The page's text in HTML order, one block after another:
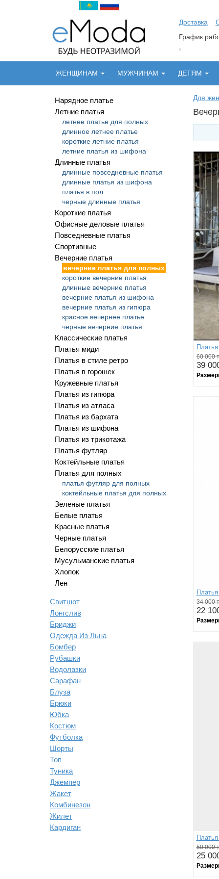
Доставка
График
,
ЖЕНЩИНАМ МУЖЧИНАМ ДЕТЯМ
Нарядное платье
Летние платья
летнее платье для полных
длинное летнее платье
короткие летние платья
летние платья из шифона
Длинные платья
длинные повседневные платья
длинные платья из шифона
платья в пол
черные длинные платья
Короткие платья
Офисные деловые платья
Повседневные платья
Спортивные
Вечерние платья
вечерние платья для полных
короткие вечерние платья
длинные вечерние платья
вечерние платья из шифона
вечерние платья из гипюра
красное вечернее платье
черные вечерние платья
Классические платья
Платья миди
Платья в стиле ретро
Платья в горошек
Кружевные платья
Платья из гипюра
Платья из атласа
Платья из бархата
Платья из шифона
Платья из трикотажа
Платья футляр
Коктейльные платья
Платья для полных
платья футляр для полных
коктейльные платья для полных
Зеленые платья
Белые платья
Красные платья
Черные платья
Белорусские платья
Мусульманские платья
Хлопок
Лен
Свитшот
Лонгслив
Бриджи
Одежда Из Льна
Бомбер
Рубашки
Водолазки
Сарафан
Блуза
Брюки
Юбка
Костюм
Футболка
Шорты
Топ
Туника
Джемпер
Жакет
Комбинезон
Жилет
Кардиган
Для
60 000
39
34 000
22
50 000
25